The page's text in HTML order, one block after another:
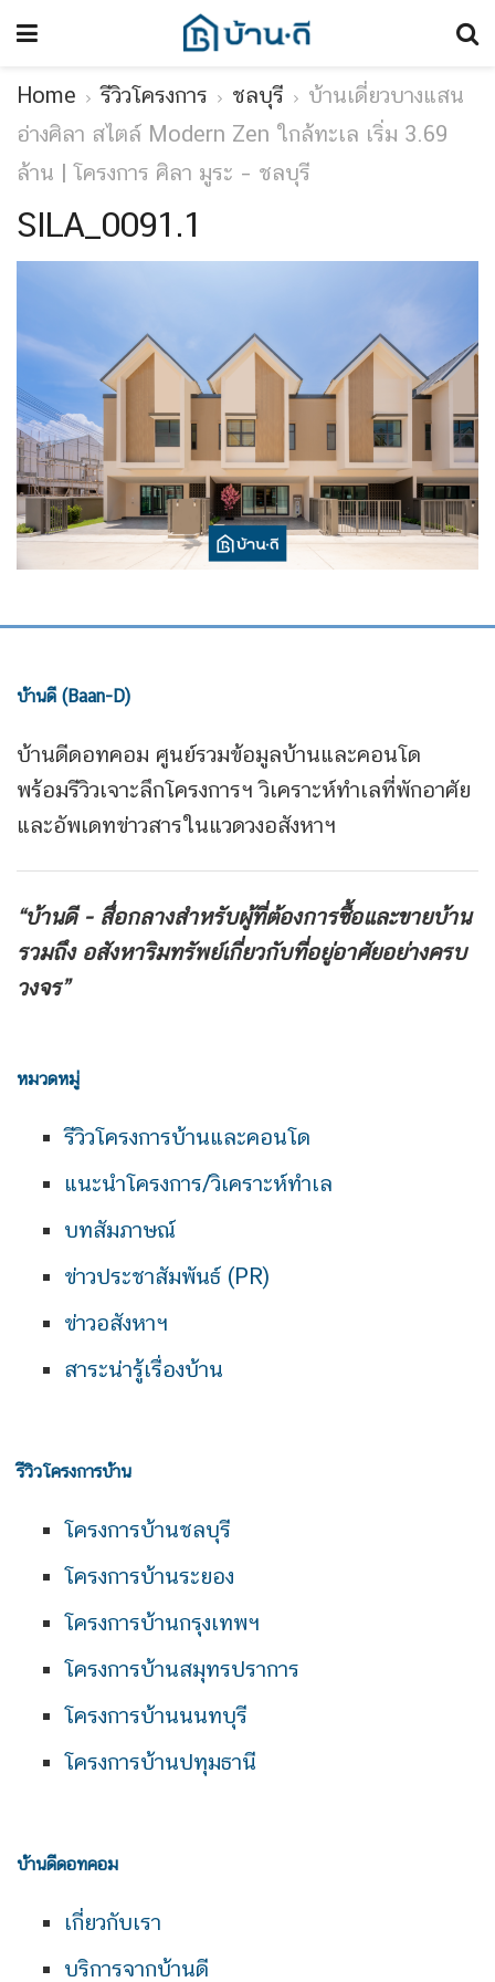
Home รีวิวโครงการ ชลบุรี
บ้านเดี่ยวบางแสน
อ่างศิลา สไตล์ Modern Zen ใกล้ทะเล เริ่ม 3.69
ล้าน | โครงการ ศิลา มูระ – ชลบุรี
SILA_0091.1
บ้านดี (Baan-D)
บ้านดีดอทคอม ศูนย์รวมข้อมูลบ้านและคอนโด
พร้อมรีวิวเจาะลึกโครงการฯ วิเคราะห์ทำเลที่พักอาศัย
และอัพเดทข่าวสารในแวดวงอสังหาฯ
“บ้านดี - สื่อกลางสำหรับผู้ที่ต้องการซื้อและขายบ้าน
รวมถึง อสังหาริมทรัพย์เกี่ยวกับที่อยู่อาศัยอย่างครบ
วงจร”
หมวดหมู่
รีวิวโครงการบ้านและคอนโด
แนะนำโครงการ/วิเคราะห์ทำเล
บทสัมภาษณ์
ข่าวประชาสัมพันธ์ (PR)
ข่าวอสังหาฯ
สาระน่ารู้เรื่องบ้าน
รีวิวโครงการบ้าน
โครงการบ้านชลบุรี
โครงการบ้านระยอง
โครงการบ้านกรุงเทพฯ
โครงการบ้านสมุทรปราการ
โครงการบ้านนนทบุรี
โครงการบ้านปทุมธานี
บ้านดีดอทคอม
เกี่ยวกับเรา
บริการจากบ้านดี